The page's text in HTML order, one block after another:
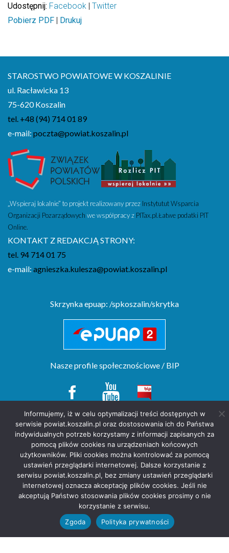
Udostępnij: Facebook | Twitter
Pobierz PDF | Drukuj
STAROSTWO POWIATOWE W KOSZALINIE
ul. Racławicka 13
75-620 Koszalin
tel. +48 (94) 714 01 89
e-mail: poczta@powiat.koszalin.pl
„Wspieraj lokalnie” to projekt realizowany przez Instytutut Wsparcia
Organizacji Pozarządowych we współpracy z PITax.pl.Łatwe podatki PIT
Online.
KONTAKT Z REDAKCJĄ STRONY:
tel. 94 714 01 75
e-mail: agnieszka.kulesza@powiat.koszalin.pl
Skrzynka epuap: /spkoszalin/skrytka
Nasze profile społecznościowe / BIP
Copyright(c) by Starostwo Powiatowe w Koszalinie. All rights reserved.
projekt stronyPOZitive.pl
Deklaracja dostępności
Polityka prywatności
Informujemy, iż w celu optymalizacji treści dostępnych w
serwisie powiat.koszalin.pl oraz dostosowania ich do Państwa
indywidualnych potrzeb korzystamy z informacji zapisanych za
pomocą plików cookies na urządzeniach końcowych
użytkowników. Pliki cookies można kontrolować za pomocą
ustawień przeglądarki internetowej. Dalsze korzystanie z
serwisu powiat.koszalin.pl, bez zmiany ustawień przeglądarki
internetowej oznacza akceptację plików cookies. Jeśli nie
akceptują Państwo stosowania plików cookies prosimy o nie
korzystanie z serwisu.
Zgoda
Polityka prywatności